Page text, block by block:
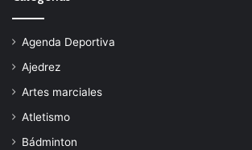
Agenda Deportiva
Ajedrez
Artes marciales
Atletismo
Bádminton